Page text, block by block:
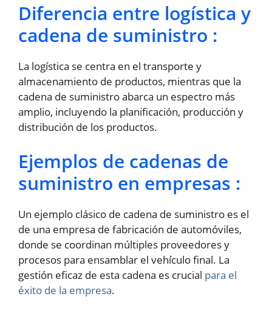
Diferencia entre logística y
cadena de suministro :
La logística se centra en el transporte y
almacenamiento de productos, mientras que la
cadena de suministro abarca un espectro más
amplio, incluyendo la planificación, producción y
distribución de los productos.
Ejemplos de cadenas de
suministro en empresas :
Un ejemplo clásico de cadena de suministro es el
de una empresa de fabricación de automóviles,
donde se coordinan múltiples proveedores y
procesos para ensamblar el vehículo final. La
gestión eficaz de esta cadena es crucial para el
éxito de la empresa.